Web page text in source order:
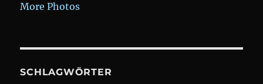
More Photos
SCHLAGWÖRTER